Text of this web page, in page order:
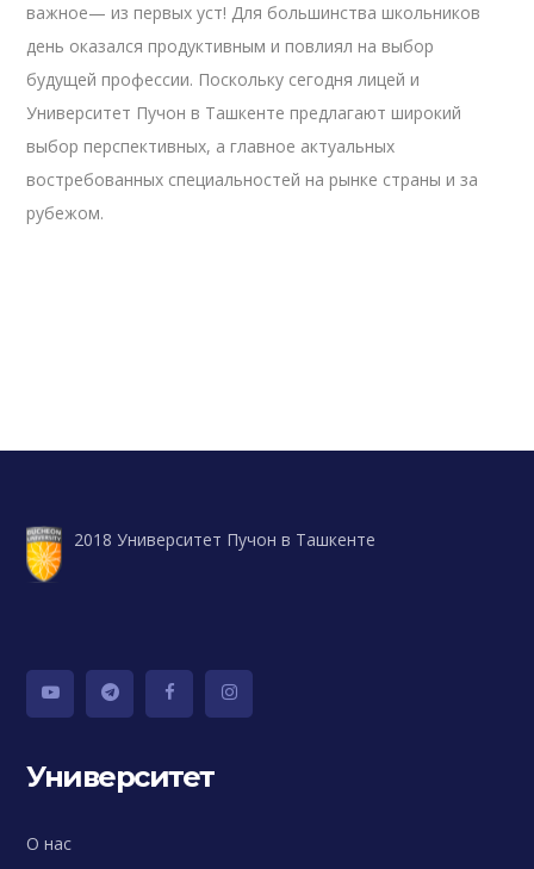
важное— из первых уст! Для большинства школьников
день оказался продуктивным и повлиял на выбор
будущей профессии. Поскольку сегодня лицей и
Университет Пучон в Ташкенте предлагают широкий
выбор перспективных, а главное актуальных
востребованных специальностей на рынке страны и за
рубежом.
2018 Университет Пучон в Ташкенте
Университет
О нас